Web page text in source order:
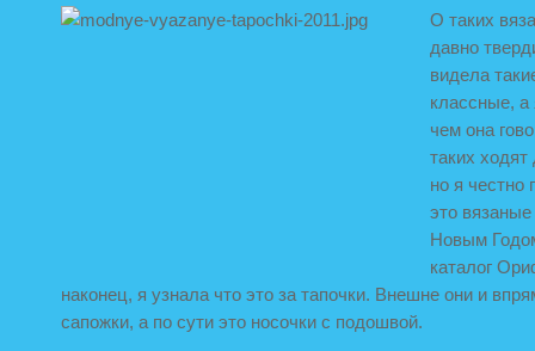
О таких
давно
видела
классные, а
чем она
таких
но я честно
это вязаные
Новым
каталог
наконец, я узнала что это за тапочки. Внешне они и
сапожки, а по сути это носочки с подошвой.